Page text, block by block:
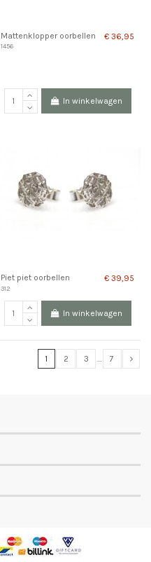
Mattenklopper oorbellen
1456
€ 36,95
In winkelwagen
Piet piet oorbellen
312
€ 39,95
In winkelwagen
1 2 3 … 7